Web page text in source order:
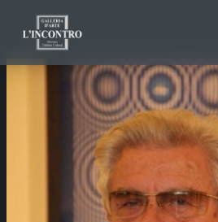
NEWS ED EVENTS
ARTISTES ET ŒUVRES
EXPOSITIONS
CONTACTS